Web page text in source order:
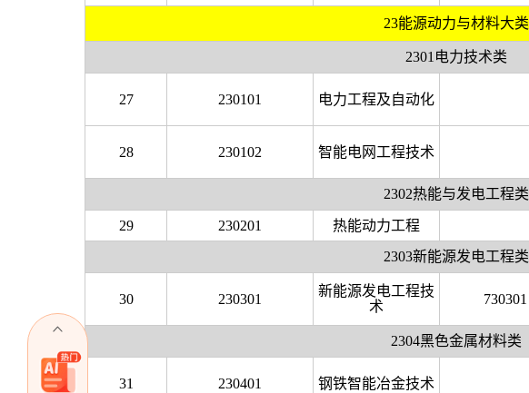
23能源动力与材料大类
2301电力技术类
27 230101 电力工程及自动化
28 230102 智能电网工程技术
2302热能与发电工程类
29 230201 热能动力工程
2303新能源发电工程类
30 230301
新能源发电工程技
术
730301
2304黑色金属材料类
31 230401 钢铁智能冶金技术